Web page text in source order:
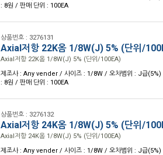
: 8원 / 판매 단위 : 100EA
상품번호 : 3276131
Axial저항 22K옴 1/8W(J) 5% (단위/
Axial저항 22K옴 1/8W(J) 5% (단위/100EA)
제조사 : Any vender / 사이즈 : 1/8W / 오차범위 : J급(5%)
: 8원 / 판매 단위 : 100EA
상품번호 : 3276132
Axial저항 24K옴 1/8W(J) 5% (단위/
Axial저항 24K옴 1/8W(J) 5% (단위/100EA)
제조사 : Any vender / 사이즈 : 1/8W / 오차범위 : J급(5%)